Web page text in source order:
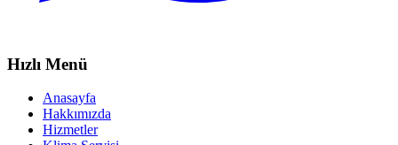
Hızlı Menü
Anasayfa
Hakkımızda
Hizmetler